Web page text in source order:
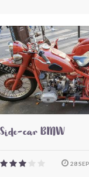
Side-car BMW
28